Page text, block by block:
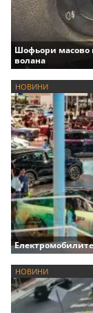
Шофьори масово
волана
НОВИНИ
НОВИНИ